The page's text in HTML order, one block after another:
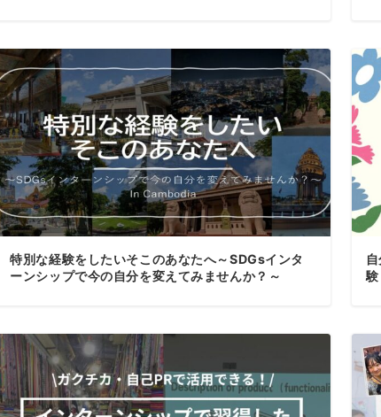
特別な経験をしたいそこのあなたへ～SDGsインタ
ーンシップで今の自分を変えてみませんか？～
験